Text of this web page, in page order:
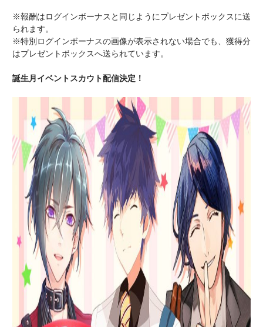
※報酬はログインボーナスと同じようにプレゼントボックスに送
られます。
※特別ログインボーナスの画像が表示されない場合でも、獲得分
はプレゼントボックスへ送られています。
誕生月イベントスカウト配信決定！